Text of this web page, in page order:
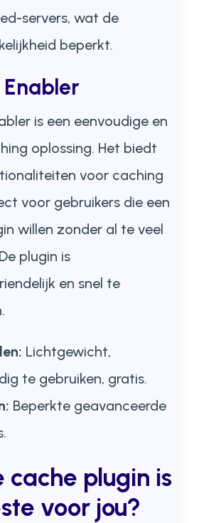
servers, wat de
beperkt.
is een eenvoudige en
oplossing. Het biedt
voor caching
voor gebruikers die een
willen zonder al te veel
plugin is
en snel te
Lichtgewicht,
te gebruiken, gratis.
Beperkte geavanceerde
cache plugin is
voor jou?